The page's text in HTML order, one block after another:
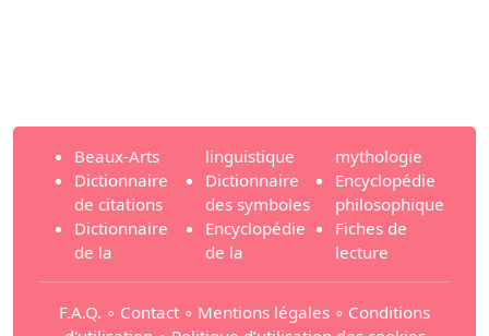
Beaux-Arts
Dictionnaire
de citations
Dictionnaire
de la
linguistique
Dictionnaire
des symboles
Encyclopédie
de la
mythologie
Encyclopédie
philosophique
Fiches de
lecture
F.A.Q. ∘ Contact ∘ Mentions légales ∘ Conditions